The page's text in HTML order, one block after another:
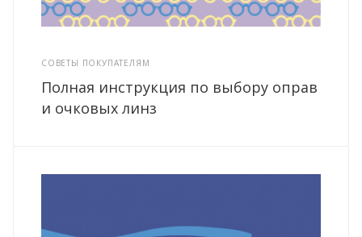
СОВЕТЫ ПОКУПАТЕЛЯМ
Полная инструкция по выбору оправ
и очковых линз